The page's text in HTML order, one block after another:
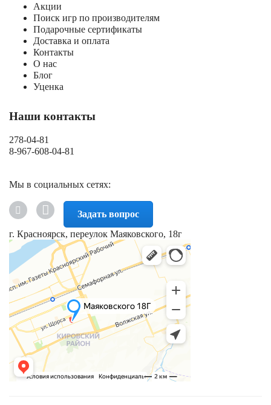
Акции
Поиск игр по производителям
Подарочные сертификаты
Доставка и оплата
Контакты
О нас
Блог
Уценка
Наши контакты
278-04-81
8-967-608-04-81
Мы в социальных сетях:
Задать вопрос
г. Красноярск, переулок Маяковского, 18г